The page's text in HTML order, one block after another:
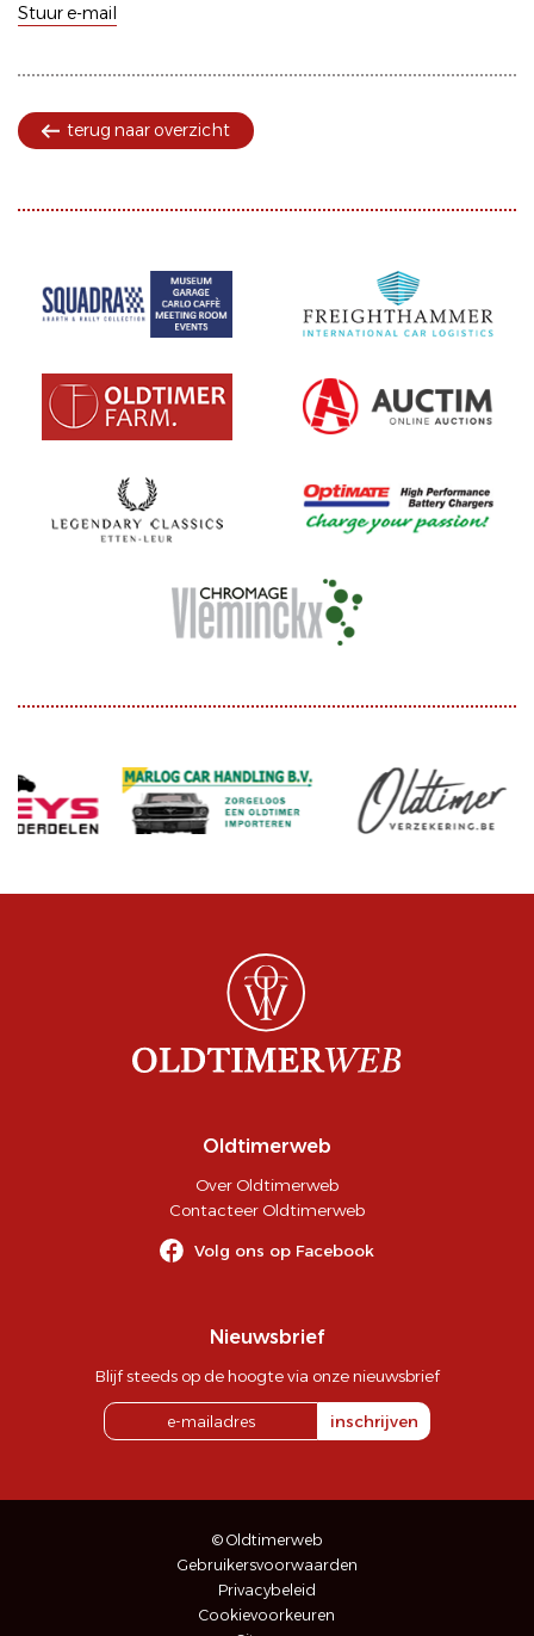
Stuur e-mail
terug naar overzicht
Oldtimerweb
Over Oldtimerweb
Contacteer Oldtimerweb
Volg ons op Facebook
Nieuwsbrief
Blijf steeds op de hoogte via onze nieuwsbrief
inschrijven
© Oldtimerweb
Gebruikersvoorwaarden
Privacybeleid
Cookievoorkeuren